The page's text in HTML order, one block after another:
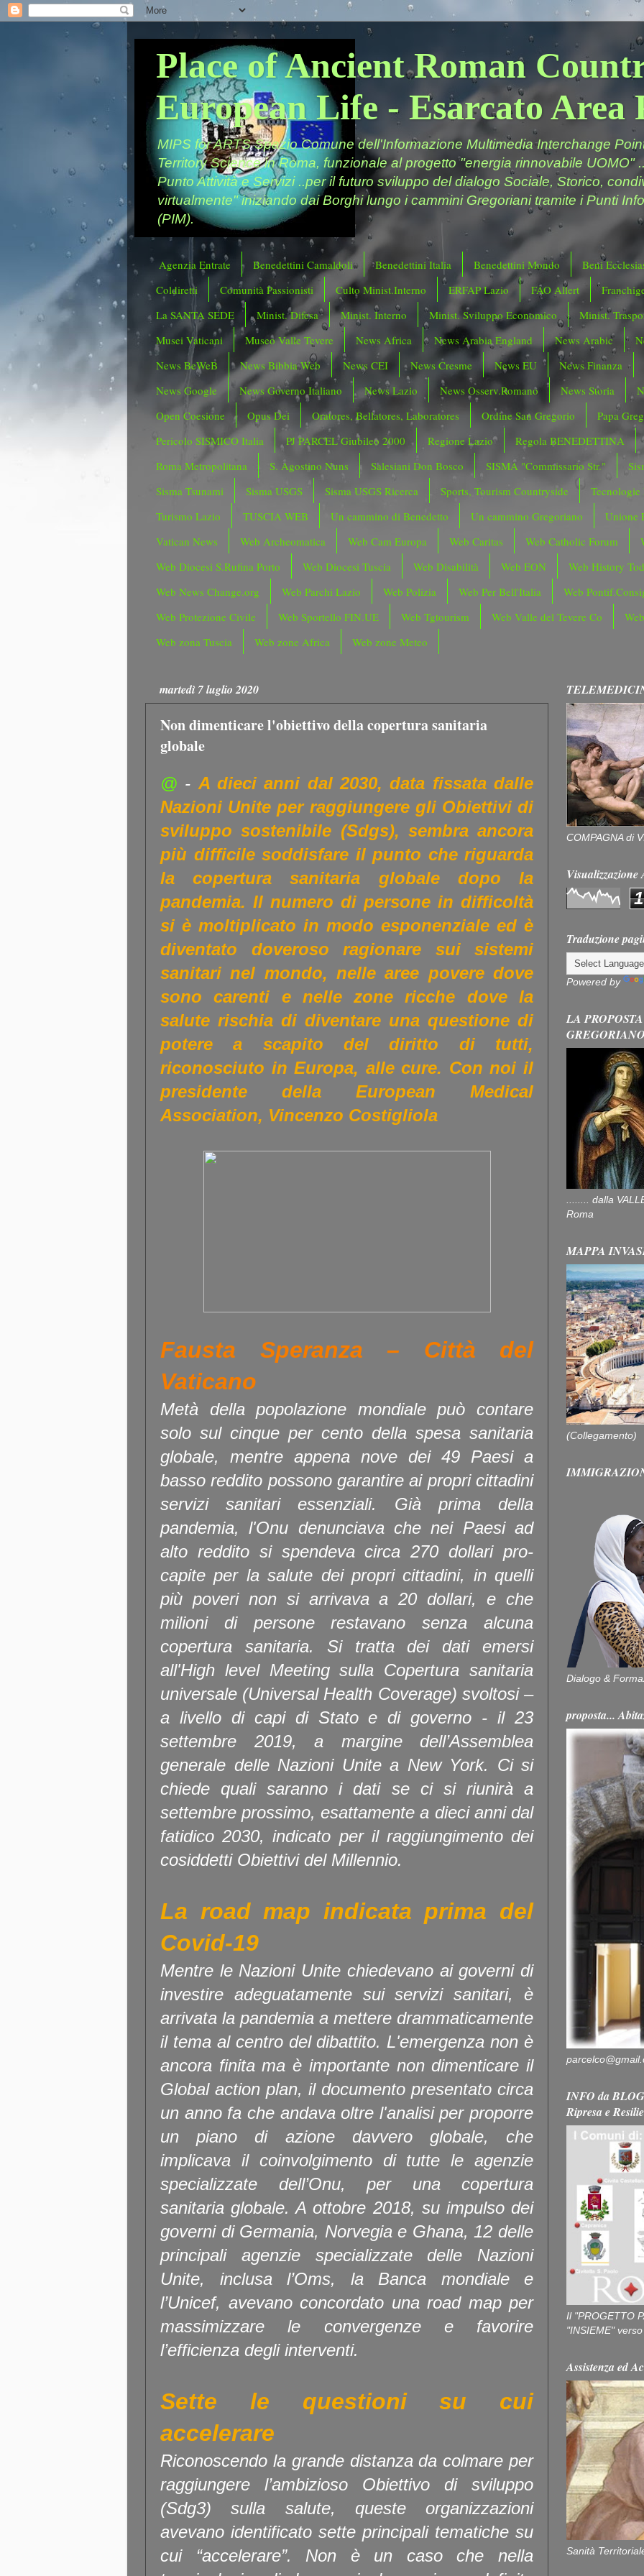
Place of Ancient Roman
European Life - Esarcato Area
MIPS for ARTS Spazio Comune dell'Informazione Multimedia Interchange
Territory Science in Roma, funzionale al progetto "energia rinnovabile UOMO"
Punto Attività e Servizi ..per il futuro sviluppo del dialogo Sociale, Storico,
virtualmente" iniziando dai Borghi lungo i cammini Gregoriani tramite i Punti
(PIM).
Agenzia Entrate Benedettini Camaldoli Benedettini Italia Benedettini Mondo
Beni
Coldiretti
Comunità Passionisti Culto Minist.Interno ERFAP Lazio FAO Allert
La SANTA SEDE
Minist. Difesa Minist. Interno Minist. Sviluppo Economico
Minist.
Musei Vaticani
Museo Valle Tevere News Africa News Arabia England News Arabic
News BeWeB
News Bibbia Web News CEI News Cresme News EU
News Finanza
News Google
News Governo Italiano News Lazio News Osserv.Romano News Storia
Open Coesione
Opus Dei Oratores, Bellatores, Laboratores Ordine San Gregorio
Papa
Pericolo SISMICO Italia
PJ PARCEL Giubileo 2000 Regione Lazio
Regola BENEDETTINA
Roma Metropolitana
S. Agostino Nuns Salesiani Don Bosco SISMA "Commissario Str."
Sisma Tsunami
Sisma USGS Sisma USGS Ricerca Sports, Tourism Countryside
Tecnologie
Turismo Lazio
TUSCIA WEB Un cammino di Benedetto Un cammino Gregoriano
Unione
Vatican News
Web Archeomatica Web Cam Europa Web Caritas Web Catholic Forum
Web Diocesi S.Rufina Porto
Web Diocesi Tuscia Web Disabilità Web EON
Web History
Web News Change.org
Web Parchi Lazio Web Polizia Web Per Bell'Italia
Web
Web Protezione Civile
Web Sportello FIN.UE Web Tgtourism Web Valle del Tevere Co
Web zona Tuscia
Web zone Africa Web zone Meteo
martedì 7 luglio 2020
Non dimenticare l'obiettivo della copertura sanitaria
globale
@ - A dieci anni dal 2030, data fissata dalle
Nazioni Unite per raggiungere gli Obiettivi di
sviluppo sostenibile (Sdgs), sembra ancora
più difficile soddisfare il punto che riguarda
la copertura sanitaria globale dopo la
pandemia. Il numero di persone in difficoltà
si è moltiplicato in modo esponenziale ed è
diventato doveroso ragionare sui sistemi
sanitari nel mondo, nelle aree povere dove
sono carenti e nelle zone ricche dove la
salute rischia di diventare una questione di
potere a scapito del diritto di tutti,
riconosciuto in Europa, alle cure. Con noi il
presidente della European Medical
Association, Vincenzo Costigliola
Fausta Speranza – Città del
Vaticano
Metà della popolazione mondiale può contare
solo sul cinque per cento della spesa sanitaria
globale, mentre appena nove dei 49 Paesi a
basso reddito possono garantire ai propri cittadini
servizi sanitari essenziali. Già prima della
pandemia, l'Onu denunciava che nei Paesi ad
alto reddito si spendeva circa 270 dollari pro-
capite per la salute dei propri cittadini, in quelli
più poveri non si arrivava a 20 dollari, e che
milioni di persone restavano senza alcuna
copertura sanitaria. Si tratta dei dati emersi
all'High level Meeting sulla Copertura sanitaria
universale (Universal Health Coverage) svoltosi –
a livello di capi di Stato e di governo - il 23
settembre 2019, a margine dell’Assemblea
generale delle Nazioni Unite a New York. Ci si
chiede quali saranno i dati se ci si riunirà a
settembre prossimo, esattamente a dieci anni dal
fatidico 2030, indicato per il raggiungimento dei
cosiddetti Obiettivi del Millennio.
La road map indicata prima del
Covid-19
Mentre le Nazioni Unite chiedevano ai governi di
investire adeguatamente sui servizi sanitari, è
arrivata la pandemia a mettere drammaticamente
il tema al centro del dibattito. L'emergenza non è
ancora finita ma è importante non dimenticare il
Global action plan, il documento presentato circa
un anno fa che andava oltre l'analisi per proporre
un piano di azione davvero globale, che
implicava il coinvolgimento di tutte le agenzie
specializzate dell’Onu, per una copertura
sanitaria globale. A ottobre 2018, su impulso dei
governi di Germania, Norvegia e Ghana, 12 delle
principali agenzie specializzate delle Nazioni
Unite, inclusa l’Oms, la Banca mondiale e
l’Unicef, avevano concordato una road map per
massimizzare le convergenze e favorire
l’efficienza degli interventi.
Sette le questioni su cui
accelerare
Riconoscendo la grande distanza da colmare per
raggiungere l’ambizioso Obiettivo di sviluppo
(Sdg3) sulla salute, queste organizzazioni
avevano identificato sette principali tematiche su
cui “accelerare”. Non è un caso che nella
COMPAGNA di
1
Traduzione
Powered by
LA
........ dalla
Roma
MAPPA
(Collegamento)
Dialogo &
proposta...
INFO da
Ripresa e
Il "PROGETTO
"INSIEME"
Assistenza ed
Sanità